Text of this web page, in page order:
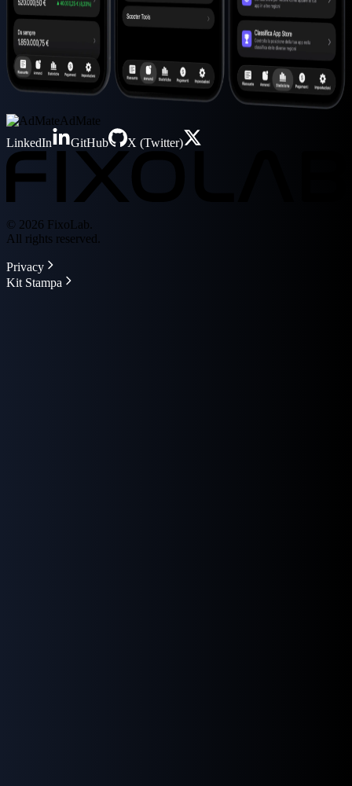
AdMate
LinkedIn
GitHub X (Twitter)
© 2026 FixoLab.
All rights reserved.
Privacy
Kit Stampa